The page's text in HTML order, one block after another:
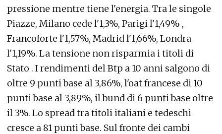
pressione mentre tiene l'energia. Tra le singole
Piazze, Milano cede l'1,3%, Parigi l'1,49% ,
Francoforte l'1,57%, Madrid l'1,66%, Londra
l'1,19%. La tensione non risparmia i titoli di
Stato . I rendimenti del Btp a 10 anni salgono di
oltre 9 punti base al 3,86%, l'oat francese di 10
punti base al 3,89%, il bund di 6 punti base oltre
il 3%. Lo spread tra titoli italiani e tedeschi
cresce a 81 punti base. Sul fronte dei cambi